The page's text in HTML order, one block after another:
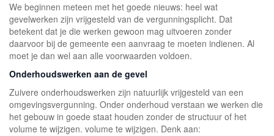
We beginnen meteen met het goede nieuws: heel wat
gevelwerken zijn vrijgesteld van de vergunningsplicht. Dat
betekent dat je die werken gewoon mag uitvoeren zonder
daarvoor bij de gemeente een aanvraag te moeten indienen. Al
moet je dan wel aan alle voorwaarden voldoen.
Onderhoudswerken aan de gevel
Zuivere onderhoudswerken zijn natuurlijk vrijgesteld van een
omgevingsvergunning. Onder onderhoud verstaan we werken die
het gebouw in goede staat houden zonder de structuur of het
volume te wijzigen. volume te wijzigen. Denk aan: